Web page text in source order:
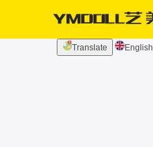
Translate English